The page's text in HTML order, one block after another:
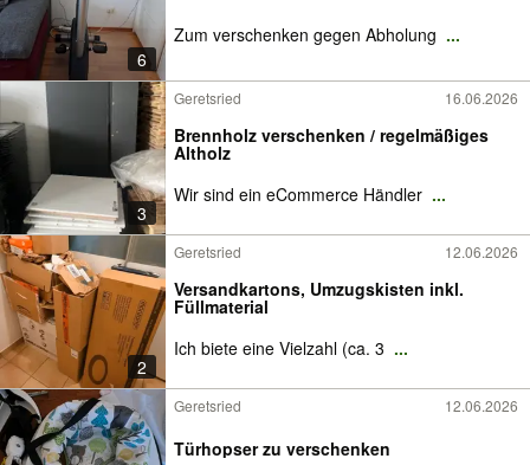
6
Zum verschenken gegen Abholung ...
3
Geretsried 16.06.2026
Brennholz verschenken / regelmäßiges
Altholz
Wir sind ein eCommerce Händler ...
2
Geretsried 12.06.2026
Versandkartons, Umzugskisten inkl.
Füllmaterial
Ich biete eine Vielzahl (ca. 3 ...
Geretsried 12.06.2026
Türhopser zu verschenken